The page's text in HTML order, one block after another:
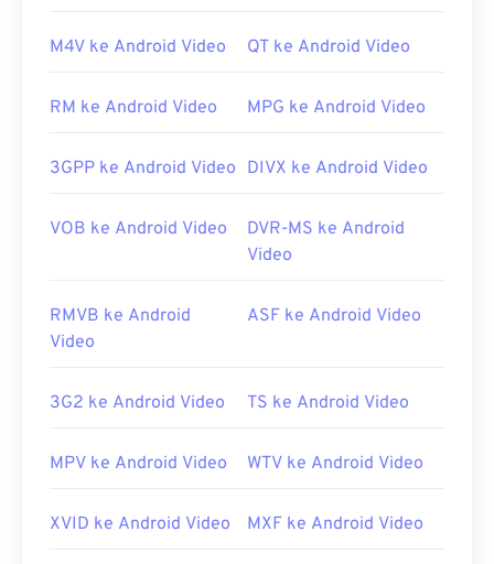
andal lainnya yang dapat memutar berkas
WMV juga mudah dikonversi ke jenis berkas video
konversi dapat menurunkan kualitas gambar. Jika
dan sumber terbuka untuk mengonversi berkas
Rilis awal: 1999
https://en.wikipedia.org/wiki/Windows_Media_Video
M4V ke Android Video QT ke Android Video
RM ke Android Video MPG ke Android Video
3GPP ke Android Video DIVX ke Android Video
VOB ke Android Video
DVR-MS ke Android
Video
RMVB ke Android
Video
ASF ke Android Video
3G2 ke Android Video TS ke Android Video
MPV ke Android Video WTV ke Android Video
XVID ke Android Video MXF ke Android Video